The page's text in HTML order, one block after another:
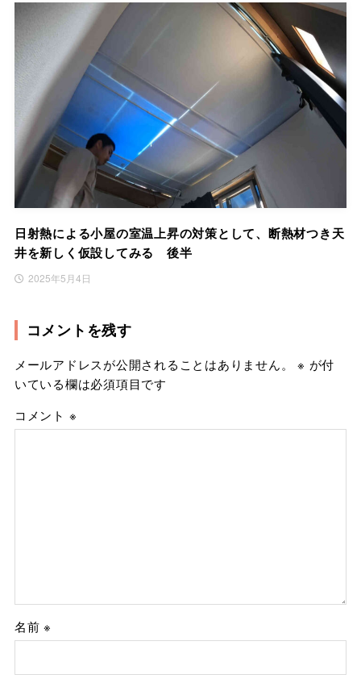
日射熱による小屋の室温上昇の対策として、断熱材つき天
井を新しく仮設してみる 後半
2025年5月4日
コメントを残す
メールアドレスが公開されることはありません。 ※ が付
いている欄は必須項目です
コメント ※
名前※